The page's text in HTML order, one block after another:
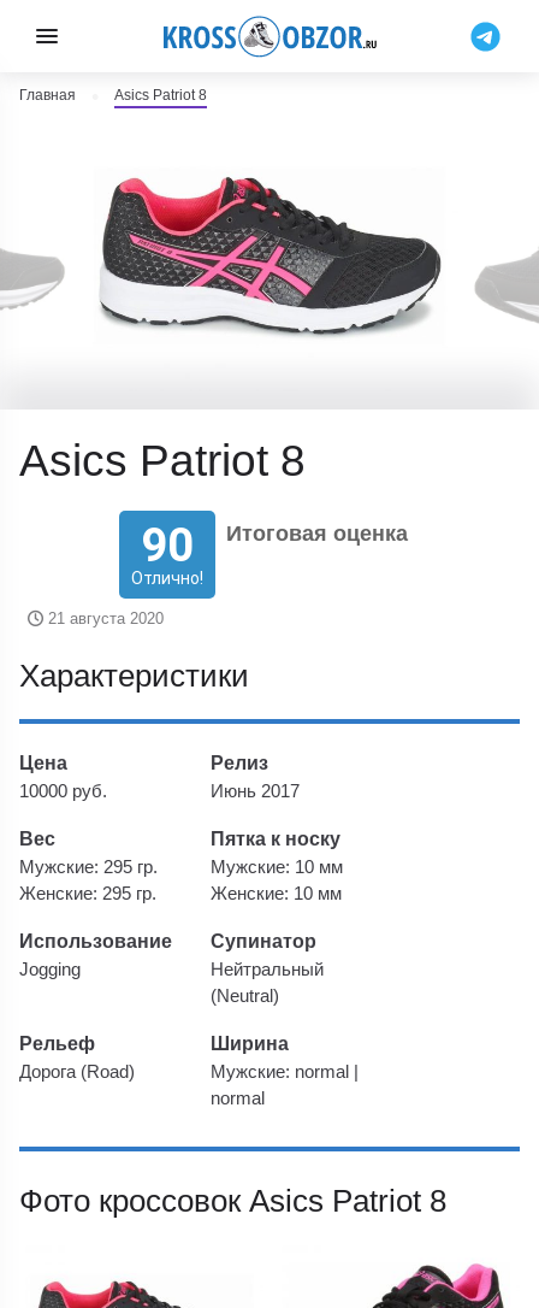
Главная Asics Patriot 8
Asics Patriot 8
90
Отлично!
Итоговая оценка
21 августа 2020
Характеристики
Цена
10000 руб.
Релиз
Июнь 2017
Вес
Мужские: 295 гр.
Женские: 295 гр.
Пятка к носку
Мужские: 10 мм
Женские: 10 мм
Использование
Jogging
Супинатор
Нейтральный
(Neutral)
Рельеф
Дорога (Road)
Ширина
Мужские: normal |
normal
Фото кроссовок Asics Patriot 8